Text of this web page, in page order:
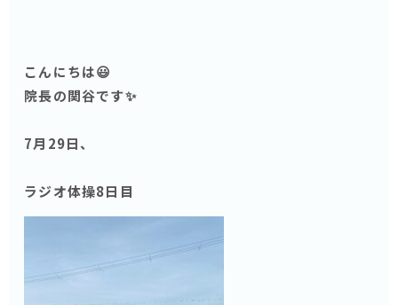
こんにちは😃
院長の関谷です✨
7月29日、
ラジオ体操8日目